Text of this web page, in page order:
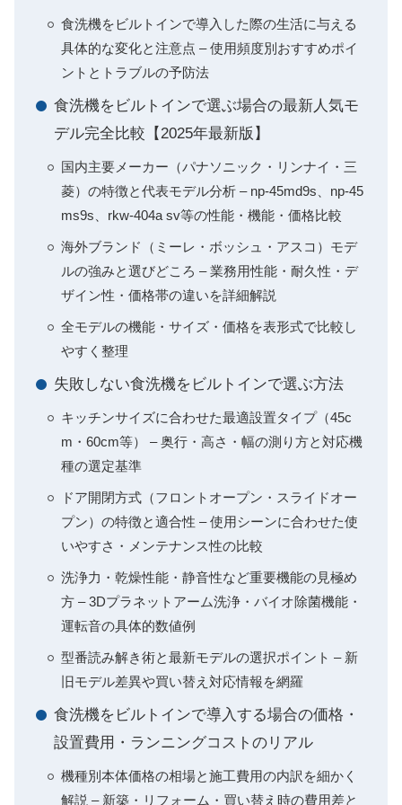
食洗機をビルトインで導入した際の生活に与える
具体的な変化と注意点 – 使用頻度別おすすめポイ
ントとトラブルの予防法
食洗機をビルトインで選ぶ場合の最新人気モ
デル完全比較【2025年最新版】
国内主要メーカー（パナソニック・リンナイ・三
菱）の特徴と代表モデル分析 – np-45md9s、np-45
ms9s、rkw-404a sv等の性能・機能・価格比較
海外ブランド（ミーレ・ボッシュ・アスコ）モデ
ルの強みと選びどころ – 業務用性能・耐久性・デ
ザイン性・価格帯の違いを詳細解説
全モデルの機能・サイズ・価格を表形式で比較し
やすく整理
失敗しない食洗機をビルトインで選ぶ方法
キッチンサイズに合わせた最適設置タイプ（45c
m・60cm等） – 奥行・高さ・幅の測り方と対応機
種の選定基準
ドア開閉方式（フロントオープン・スライドオー
プン）の特徴と適合性 – 使用シーンに合わせた使
いやすさ・メンテナンス性の比較
洗浄力・乾燥性能・静音性など重要機能の見極め
方 – 3Dプラネットアーム洗浄・バイオ除菌機能・
運転音の具体的数値例
型番読み解き術と最新モデルの選択ポイント – 新
旧モデル差異や買い替え対応情報を網羅
食洗機をビルトインで導入する場合の価格・
設置費用・ランニングコストのリアル
機種別本体価格の相場と施工費用の内訳を細かく
解説 – 新築・リフォーム・買い替え時の費用差と